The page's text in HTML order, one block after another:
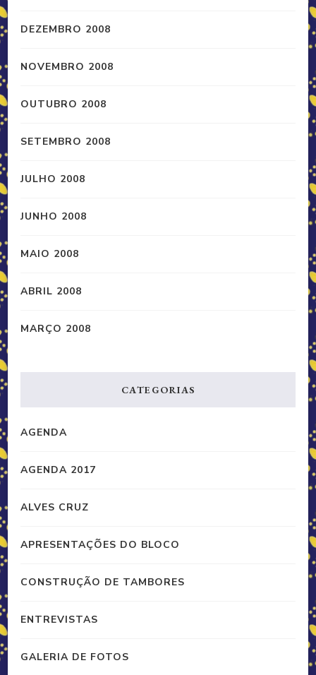
DEZEMBRO 2008
NOVEMBRO 2008
OUTUBRO 2008
SETEMBRO 2008
JULHO 2008
JUNHO 2008
MAIO 2008
ABRIL 2008
MARÇO 2008
CATEGORIAS
AGENDA
AGENDA 2017
ALVES CRUZ
APRESENTAÇÕES DO BLOCO
CONSTRUÇÃO DE TAMBORES
ENTREVISTAS
GALERIA DE FOTOS